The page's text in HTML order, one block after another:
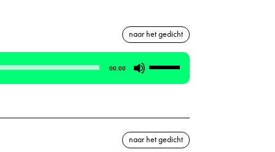
naar het gedicht
00:00
Gebruik
Omhoog/Omlaag
volume
naar het gedicht